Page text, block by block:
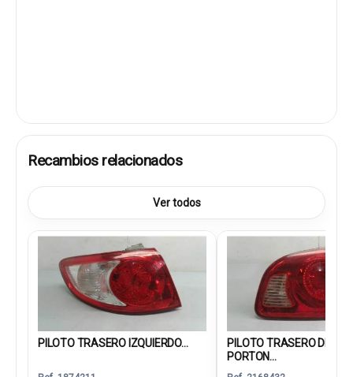
Recambios relacionados
Ver todos
PILOTO TRASERO IZQUIERDO...
PILOTO TRASERO
PORTON...